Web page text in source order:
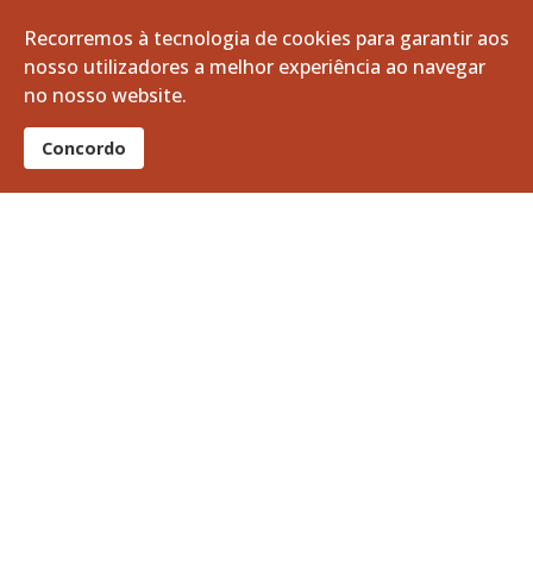
março, 2025
janeiro, 2025
Recorremos à tecnologia de cookies para garantir aos
nosso utilizadores a melhor experiência ao navegar
no nosso website.
Concordo